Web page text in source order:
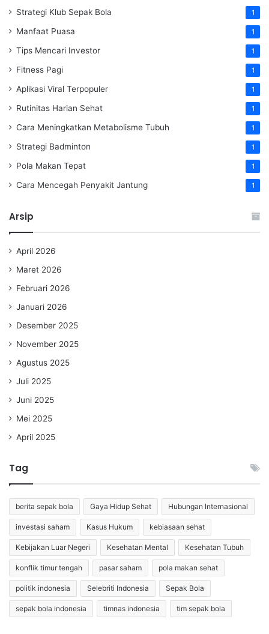
Strategi Klub Sepak Bola 1
Manfaat Puasa 1
Tips Mencari Investor 1
Fitness Pagi 1
Aplikasi Viral Terpopuler 1
Rutinitas Harian Sehat 1
Cara Meningkatkan Metabolisme Tubuh 1
Strategi Badminton 1
Pola Makan Tepat 1
Cara Mencegah Penyakit Jantung 1
Arsip
April 2026
Maret 2026
Februari 2026
Januari 2026
Desember 2025
November 2025
Agustus 2025
Juli 2025
Juni 2025
Mei 2025
April 2025
Tag
berita sepak bola Gaya Hidup Sehat Hubungan Internasional
investasi saham Kasus Hukum kebiasaan sehat
Kebijakan Luar Negeri Kesehatan Mental Kesehatan Tubuh
konflik timur tengah pasar saham pola makan sehat
politik indonesia Selebriti Indonesia Sepak Bola
sepak bola indonesia timnas indonesia tim sepak bola